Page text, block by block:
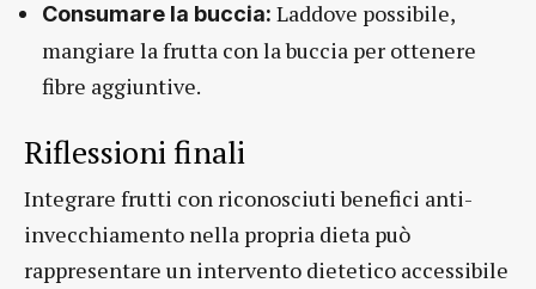
Consumare la buccia: Laddove possibile,
mangiare la frutta con la buccia per ottenere
fibre aggiuntive.
Riflessioni finali
Integrare frutti con riconosciuti benefici anti-
invecchiamento nella propria dieta può
rappresentare un intervento dietetico accessibile